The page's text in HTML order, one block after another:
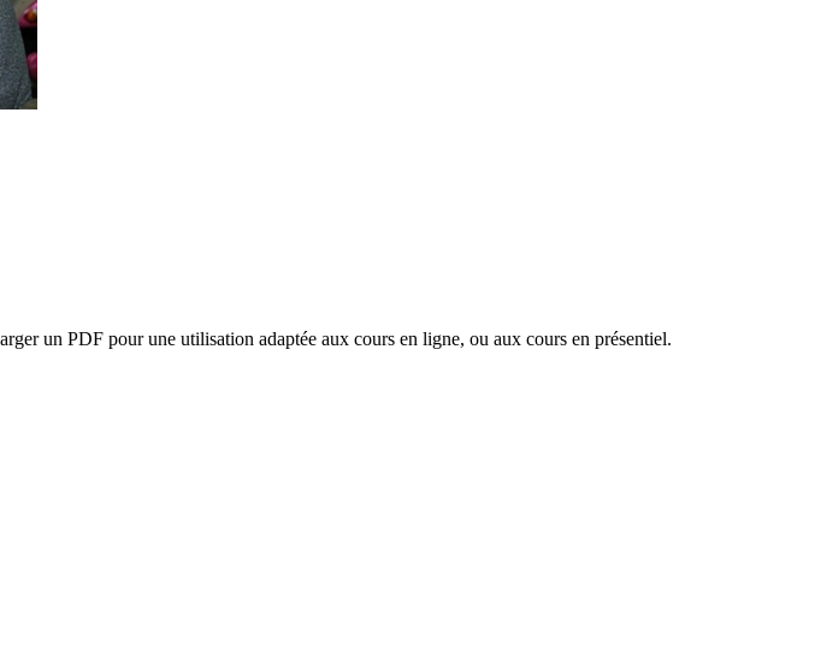
un PDF pour une utilisation adaptée aux cours en ligne, ou aux cours en présentiel.